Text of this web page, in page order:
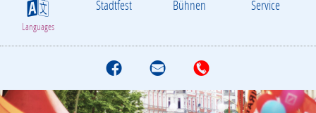
S
Languages
Stadtfest Bühnen Service
f M T